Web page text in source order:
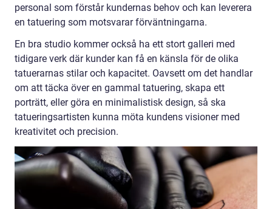
personal som förstår kundernas behov och kan leverera
en tatuering som motsvarar förväntningarna.
En bra studio kommer också ha ett stort galleri med
tidigare verk där kunder kan få en känsla för de olika
tatuerarnas stilar och kapacitet. Oavsett om det handlar
om att täcka över en gammal tatuering, skapa ett
porträtt, eller göra en minimalistisk design, så ska
tatueringsartisten kunna möta kundens visioner med
kreativitet och precision.